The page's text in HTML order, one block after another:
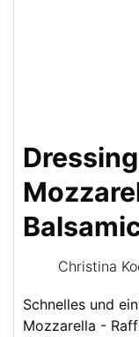
Christina
Schnelles und
Mozzarella -